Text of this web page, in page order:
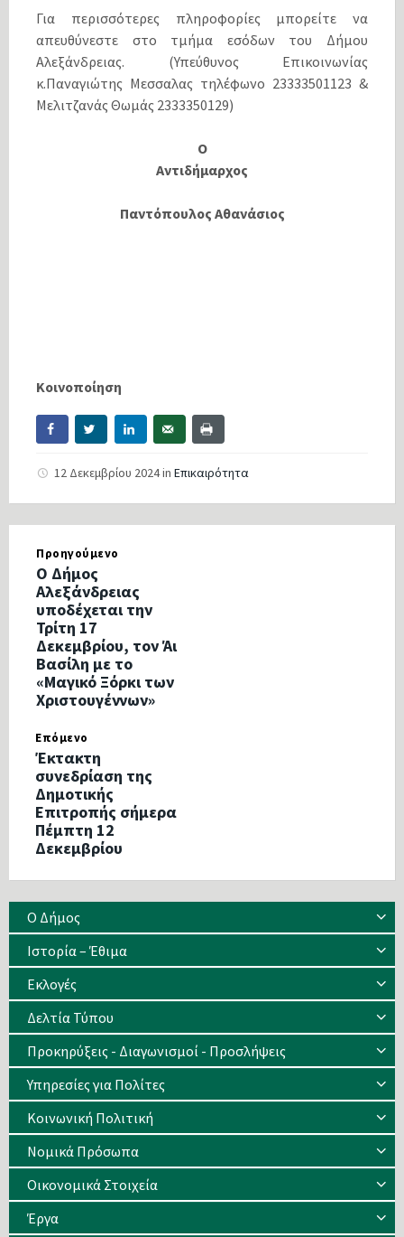
Για περισσότερες πληροφορίες μπορείτε να
απευθύνεστε στο τμήμα εσόδων του Δήμου
Αλεξάνδρειας. (Υπεύθυνος Επικοινωνίας
κ.Παναγιώτης Μεσσαλας τηλέφωνο 23333501123 &
Μελιτζανάς Θωμάς 2333350129)
Ο
Αντιδήμαρχος
Παντόπουλος Αθανάσιος
Κοινοποίηση
12 Δεκεμβρίου 2024in Επικαιρότητα
Προηγούμενο
Ο Δήμος
Αλεξάνδρειας
υποδέχεται την
Τρίτη 17
Δεκεμβρίου, τον Άι
Βασίλη με το
«Μαγικό Ξόρκι των
Χριστουγέννων»
Επόμενο
Έκτακτη
συνεδρίαση της
Δημοτικής
Επιτροπής σήμερα
Πέμπτη 12
Δεκεμβρίου
Ο Δήμος
Ιστορία – Έθιμα
Eκλογές
Δελτία Τύπου
Προκηρύξεις - Διαγωνισμοί - Προσλήψεις
Υπηρεσίες για Πολίτες
Κοινωνική Πολιτική
Νομικά Πρόσωπα
Οικονομικά Στοιχεία
Έργα